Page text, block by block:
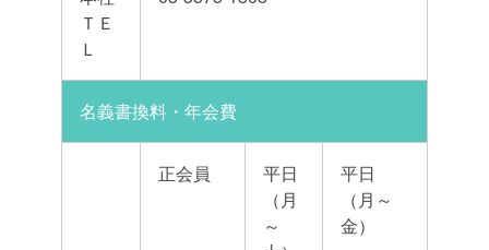
ＴＥ
Ｌ
名義書換料・年会費
正会員
平日
（月
～
平日
（月～
金）